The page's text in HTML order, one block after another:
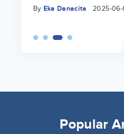
By Eka Danacita 2025-06-
Popular